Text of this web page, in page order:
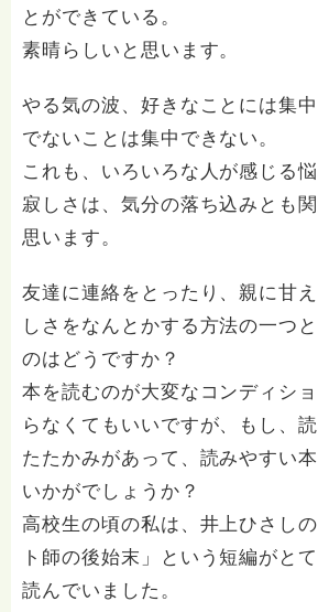
とができている。
素晴らしいと思います。
やる気の波、好きなことには集
でないことは集中できない。
これも、いろいろな人が感じる悩
寂しさは、気分の落ち込みとも
思います。
友達に連絡をとったり、親に甘
しさをなんとかする方法の一つ
のはどうですか？
本を読むのが大変なコンディシ
らなくてもいいですが、もし、
たたかみがあって、読みやすい
いかがでしょうか？
高校生の頃の私は、井上ひさし
ト師の後始末」という短編がと
読んでいました。